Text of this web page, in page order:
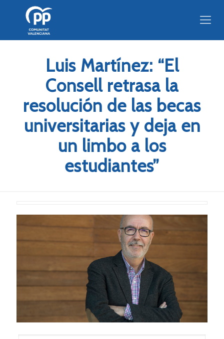
Luis Martínez: “El
Consell retrasa la
resolución de las becas
universitarias y deja en
un limbo a los
estudiantes”